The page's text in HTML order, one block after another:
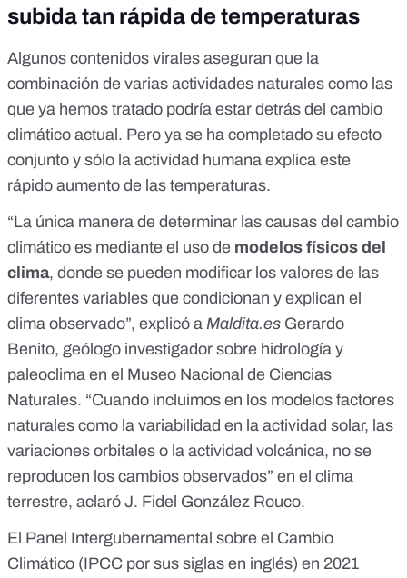
subida tan rápida de temperaturas
Algunos contenidos virales aseguran que la
combinación de varias actividades naturales como las
que ya hemos tratado podría estar detrás del cambio
climático actual. Pero ya se ha completado su efecto
conjunto y sólo la actividad humana explica este
rápido aumento de las temperaturas.
“La única manera de determinar las causas del cambio
climático es mediante el uso de modelos físicos del
clima, donde se pueden modificar los valores de las
diferentes variables que condicionan y explican el
clima observado”, explicó a Maldita.es Gerardo
Benito, geólogo investigador sobre hidrología y
paleoclima en el Museo Nacional de Ciencias
Naturales. “Cuando incluimos en los modelos factores
naturales como la variabilidad en la actividad solar, las
variaciones orbitales o la actividad volcánica, no se
reproducen los cambios observados” en el clima
terrestre, aclaró J. Fidel González Rouco.
El Panel Intergubernamental sobre el Cambio
Climático (IPCC por sus siglas en inglés) en 2021